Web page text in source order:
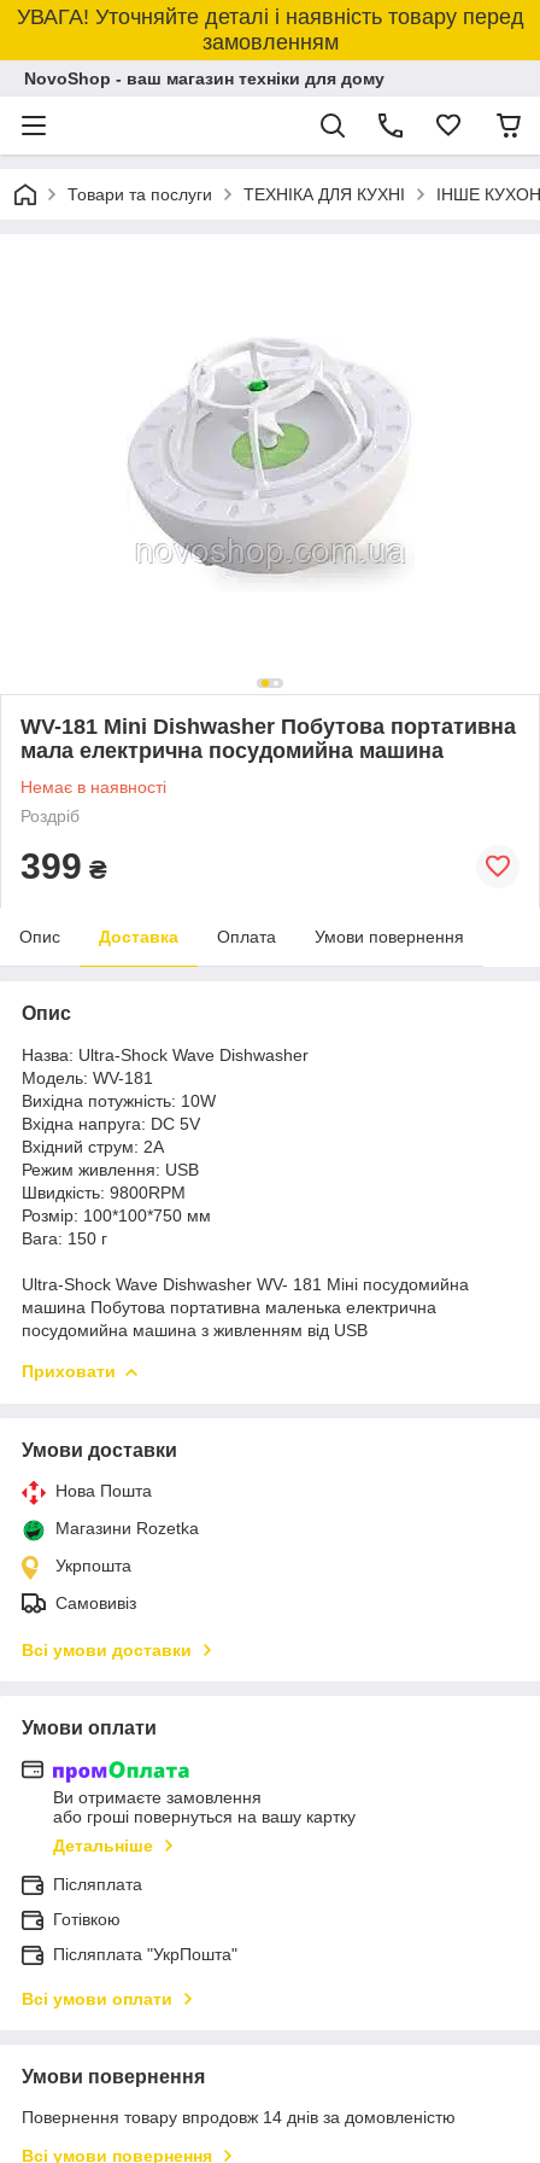
УВАГА! Уточняйте деталі і наявність товару перед
замовленням
NovoShop - ваш магазин техніки для дому
Товари та послуги ТЕХНІКА ДЛЯ КУХНІ ІНШЕ
WV-181 Mini Dishwasher Побутова портативна
мала електрична посудомийна машина
Немає в наявності
Роздріб
399 ₴
Опис Доставка Оплата Умови повернення
Опис
Назва: Ultra-Shock Wave Dishwasher
Модель: WV-181
Вихідна потужність: 10W
Вхідна напруга: DC 5V
Вхідний струм: 2A
Режим живлення: USB
Швидкість: 9800RPM
Розмір: 100*100*750 мм
Вага: 150 г
Ultra-Shock Wave Dishwasher WV- 181 Міні посудомийна
машина Побутова портативна маленька електрична
посудомийна машина з живленням від USB
Приховати
Умови доставки
Нова Пошта
Магазини Rozetka
Укрпошта
Самовивіз
Всі умови доставки
Умови оплати
Ви отримаєте замовлення
або гроші повернуться на вашу картку
Детальніше
Післяплата
Готівкою
Післяплата "УкрПошта"
Всі умови оплати
Умови повернення
Повернення товару впродовж 14 днів за домовленістю
Всі умови повернення